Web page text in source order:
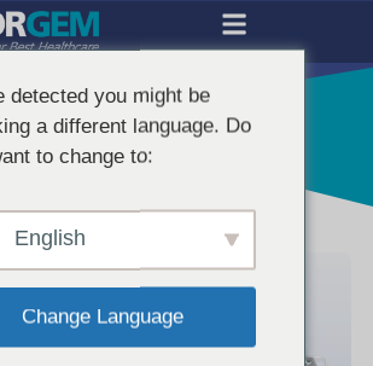
스템
황을 고려한 컴팩트하고 기
detected you might be
a different language. Do
to change to:
English
Change Language